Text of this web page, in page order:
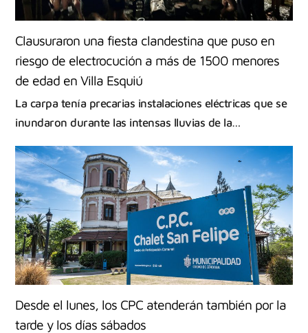
Clausuraron una fiesta clandestina que puso en
riesgo de electrocución a más de 1500 menores
de edad en Villa Esquiú
La carpa tenía precarias instalaciones eléctricas que se
inundaron durante las intensas lluvias de la…
Desde el lunes, los CPC atenderán también por la
tarde y los días sábados